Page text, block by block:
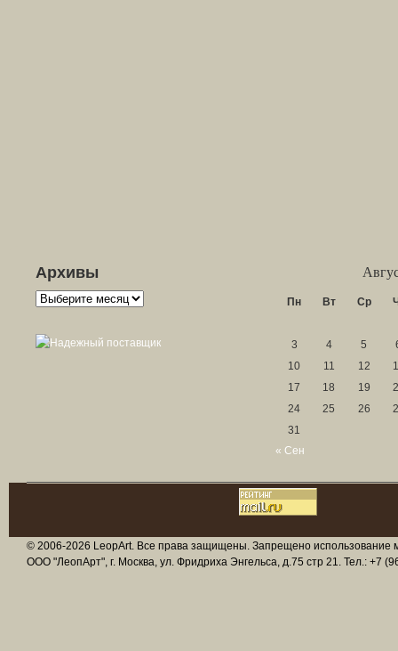
Архивы
Архивы Пн Вт Ср
3 4 5
10
11 12
17
18 19
24
25 26
31
« Сен
© 2006-2026 LeopArt. Все права защищены. Запрещено использование
ООО "ЛеопАрт", г. Москва, ул. Фридриха Энгельса, д.75 стр 21. Тел.: +7